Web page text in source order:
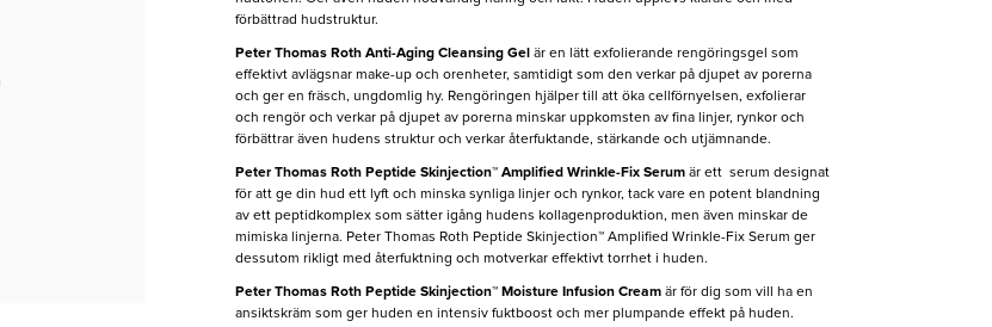
förbättrad hudstruktur.
Peter Thomas Roth Anti-Aging Cleansing Gel är en lätt exfolierande rengöringsgel som
effektivt avlägsnar make-up och orenheter, samtidigt som den verkar på djupet av porerna
och ger en fräsch, ungdomlig hy. Rengöringen hjälper till att öka cellförnyelsen, exfolierar
och rengör och verkar på djupet av porerna minskar uppkomsten av fina linjer, rynkor och
förbättrar även hudens struktur och verkar återfuktande, stärkande och utjämnande.
Peter Thomas Roth Peptide Skinjection™ Amplified Wrinkle-Fix Serumär ett serum designat
för att ge din hud ett lyft och minska synliga linjer och rynkor, tack vare en potent blandning
av ett peptidkomplex som sätter igång hudens kollagenproduktion, men även minskar de
mimiska linjerna. Peter Thomas Roth Peptide Skinjection™ Amplified Wrinkle-Fix Serum ger
dessutom rikligt med återfuktning och motverkar effektivt torrhet i huden.
Peter Thomas Roth Peptide Skinjection™ Moisture Infusion Creamär för dig som vill ha en
ansiktskräm som ger huden en intensiv fuktboost och mer plumpande effekt på huden.